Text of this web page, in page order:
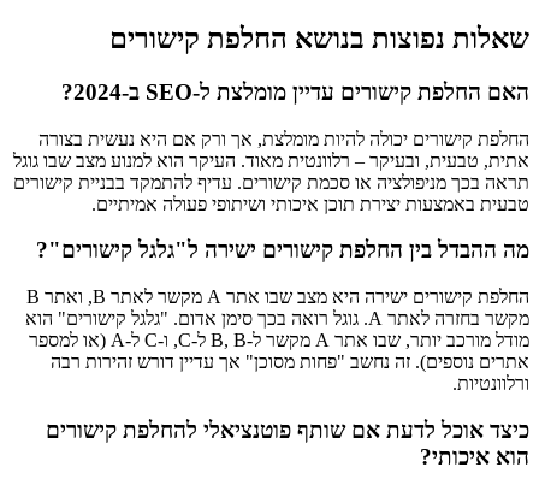
שאלות נפוצות בנושא החלפת קישורים
האם החלפת קישורים עדיין מומלצת ל-SEO ב-2024?
החלפת קישורים יכולה להיות מומלצת, אך ורק אם היא נעשית בצורה
אתית, טבעית, ובעיקר – רלוונטית מאוד. העיקר הוא למנוע מצב שבו גוגל
תראה בכך מניפולציה או סכמת קישורים. עדיף להתמקד בבניית קישורים
טבעית באמצעות יצירת תוכן איכותי ושיתופי פעולה אמיתיים.
מה ההבדל בין החלפת קישורים ישירה ל"גלגל קישורים"?
החלפת קישורים ישירה היא מצב שבו אתר A מקשר לאתר B, ואתר B
מקשר בחזרה לאתר A. גוגל רואה בכך סימן אדום. "גלגל קישורים" הוא
מודל מורכב יותר, שבו אתר A מקשר ל-B, B ל-C, ו-C ל-A (או למספר
אתרים נוספים). זה נחשב "פחות מסוכן" אך עדיין דורש זהירות רבה
ורלוונטיות.
כיצד אוכל לדעת אם שותף פוטנציאלי להחלפת קישורים
הוא איכותי?